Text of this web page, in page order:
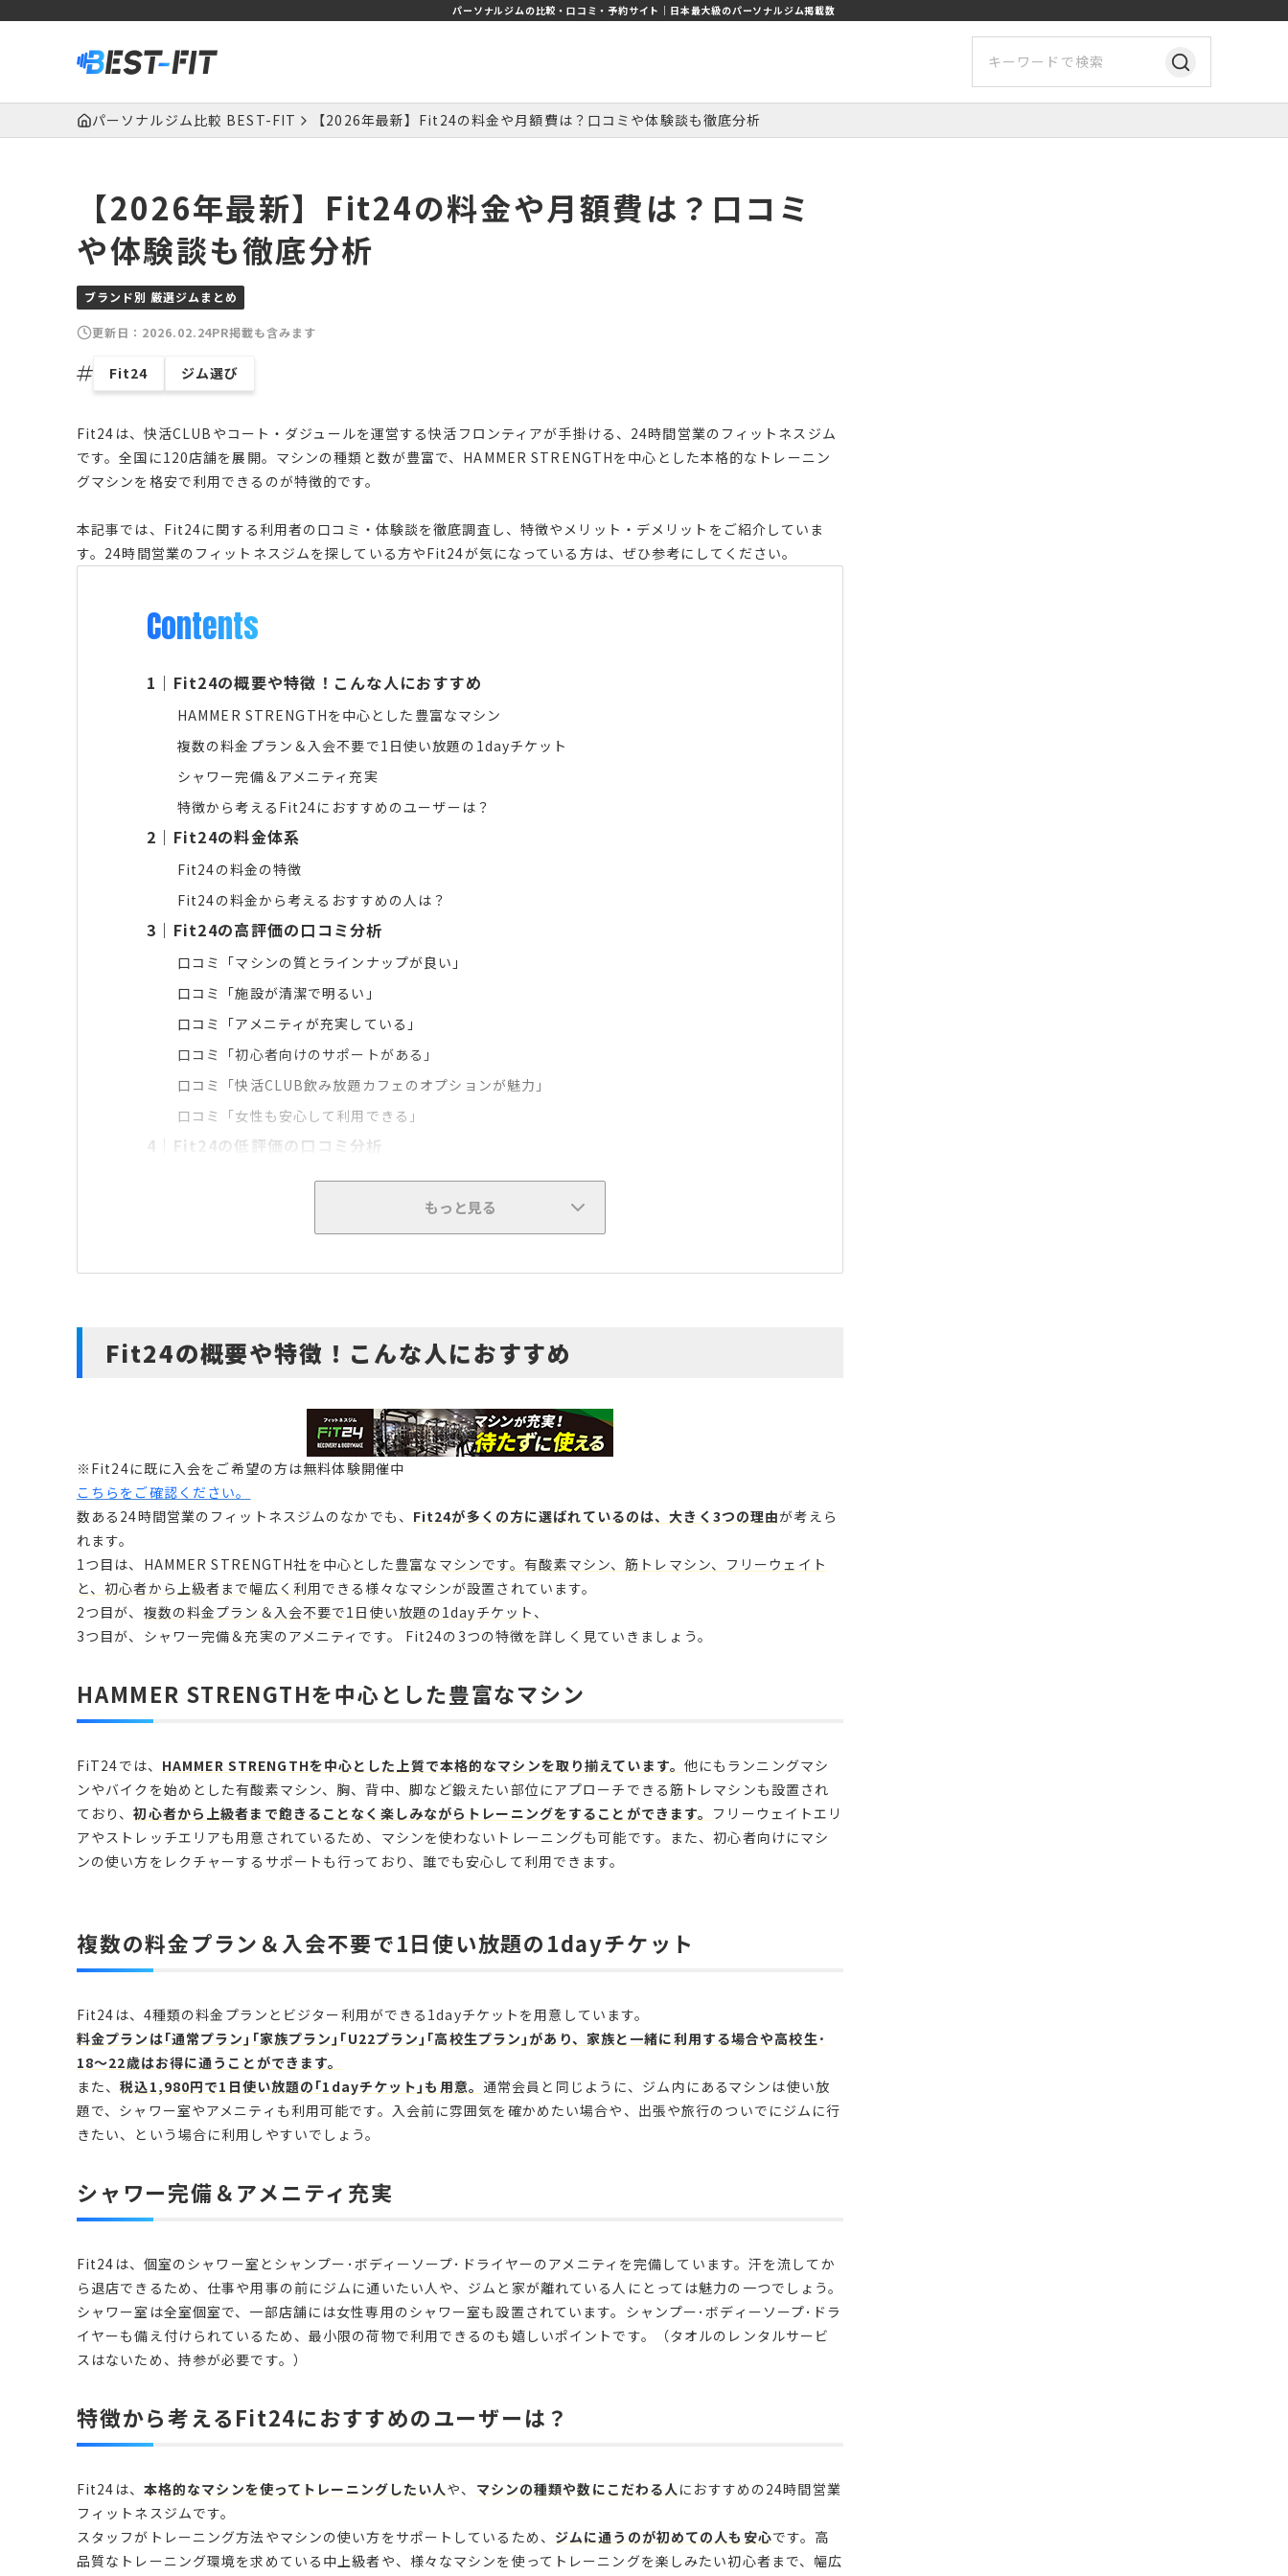
パーソナルジムの比較・口コミ・予約サイト｜日本最大級のパーソナルジム掲載数
パーソナルジム比較 BEST-FIT 【2026年最新】Fit24の料金や月額費は？口コミや体験談も徹底分析
【2026年最新】Fit24の料金や月額費は？口コミ
や体験談も徹底分析
ブランド別 厳選ジムまとめ
更新日： 2026.02.24PR掲載も含みます
Fit24 ジム選び
Fit24は、快活CLUBやコート・ダジュールを運営する快活フロンティアが手掛ける、24時間営業のフィットネスジム
です。全国に120店舗を展開。マシンの種類と数が豊富で、HAMMER STRENGTHを中心とした本格的なトレーニン
グマシンを格安で利用できるのが特徴的です。
本記事では、Fit24に関する利用者の口コミ・体験談を徹底調査し、特徴やメリット・デメリットをご紹介していま
す。24時間営業のフィットネスジムを探している方やFit24が気になっている方は、ぜひ参考にしてください。
Contents
1 ｜ Fit24の概要や特徴！こんな人におすすめ
HAMMER STRENGTHを中心とした豊富なマシン
複数の料金プラン＆入会不要で1日使い放題の1dayチケット
シャワー完備＆アメニティ充実
特徴から考えるFit24におすすめのユーザーは？
2 ｜ Fit24の料金体系
Fit24の料金の特徴
Fit24の料金から考えるおすすめの人は？
3 ｜ Fit24の高評価の口コミ分析
口コミ「マシンの質とラインナップが良い」
口コミ「施設が清潔で明るい」
口コミ「アメニティが充実している」
口コミ「初心者向けのサポートがある」
口コミ「快活CLUB飲み放題カフェのオプションが魅力」
口コミ「女性も安心して利用できる」
4 ｜ Fit24の低評価の口コミ分析
もっと見る
Fit24の概要や特徴！こんな人におすすめ
※Fit24に既に入会をご希望の方は無料体験開催中
こちらをご確認ください。
数ある24時間営業のフィットネスジムのなかでも、 Fit24が多くの方に選ばれているのは、大きく3つの理由が考えら
れます。
1つ目は、HAMMER STRENGTH社を中心とした豊富なマシンです。有酸素マシン、筋トレマシン、フリーウェイト
と、初心者から上級者まで幅広く利用できる様々なマシンが設置されています。
2つ目が、 複数の料金プラン＆入会不要で1日使い放題の1dayチケット 、
3つ目が、シャワー完備＆充実のアメニティです。 Fit24の3つの特徴を詳しく見ていきましょう。
HAMMER STRENGTHを中心とした豊富なマシン
FiT24では、 HAMMER STRENGTHを中心とした上質で本格的なマシンを取り揃えています。 他にもランニングマシ
ンやバイクを始めとした有酸素マシン、胸、背中、脚など鍛えたい部位にアプローチできる筋トレマシンも設置され
ており、初心者から上級者まで飽きることなく楽しみながらトレーニングをすることができます。 フリーウェイトエリ
アやストレッチエリアも用意されているため、マシンを使わないトレーニングも可能です。また、初心者向けにマシ
ンの使い方をレクチャーするサポートも行っており、誰でも安心して利用できます。
複数の料金プラン＆入会不要で1日使い放題の1dayチケット
Fit24は、4種類の料金プランとビジター利用ができる1dayチケットを用意しています。
料金プランは｢通常プラン｣｢家族プラン｣｢U22プラン｣｢高校生プラン｣があり、家族と一緒に利用する場合や高校生･
18〜22歳はお得に通うことができます。
また、税込1,980円で1日使い放題の｢1dayチケット｣も用意。 通常会員と同じように、ジム内にあるマシンは使い放
題で、シャワー室やアメニティも利用可能です。入会前に雰囲気を確かめたい場合や、出張や旅行のついでにジムに行
きたい、という場合に利用しやすいでしょう。
シャワー完備＆アメニティ充実
Fit24は、個室のシャワー室とシャンプー･ボディーソープ･ドライヤーのアメニティを完備しています。汗を流してか
ら退店できるため、仕事や用事の前にジムに通いたい人や、ジムと家が離れている人にとっては魅力の一つでしょう。
シャワー室は全室個室で、一部店舗には女性専用のシャワー室も設置されています。シャンプー･ボディーソープ･ドラ
イヤーも備え付けられているため、最小限の荷物で利用できるのも嬉しいポイントです。（タオルのレンタルサービ
特徴から考えるFit24におすすめのユーザーは？
Fit24は、 本格的なマシンを使ってトレーニングしたい人や、 マシンの種類や数にこだわる人におすすめの24時間営業
フィットネスジムです。
スタッフがトレーニング方法やマシンの使い方をサポートしているため、 ジムに通うのが初めての人も安心です。高
品質なトレーニング環境を求めている中上級者や、様々なマシンを使ってトレーニングを楽しみたい初心者まで、幅広